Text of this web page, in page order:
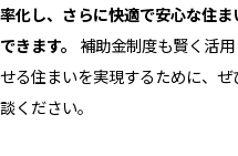
率化し、さらに快適で安心な住
できます。
補助金制度も賢く活
せる住まいを実現するために、
談ください。